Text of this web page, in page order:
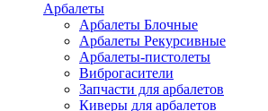
Арбалеты
Арбалеты Блочные
Арбалеты Рекурсивные
Арбалеты-пистолеты
Виброгасители
Запчасти для арбалетов
Киверы для арбалетов